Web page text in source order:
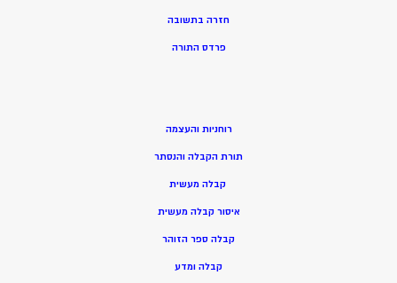
חזרה בתשובה
פרדס התורה
רוחניות והעצמה
תורת הקבלה והנסתר
קבלה מעשית
איסור קבלה מעשית
קבלה ספר הזוהר
קבלה ומדע